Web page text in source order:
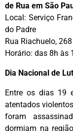
de Rua em São
Local: Serviço
do Padre
Rua Riachuelo,
Horário: das 8h às
Dia Nacional de
Entre os dias 19
atentados
foram
dormiam na